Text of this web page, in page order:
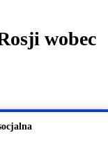
wobec